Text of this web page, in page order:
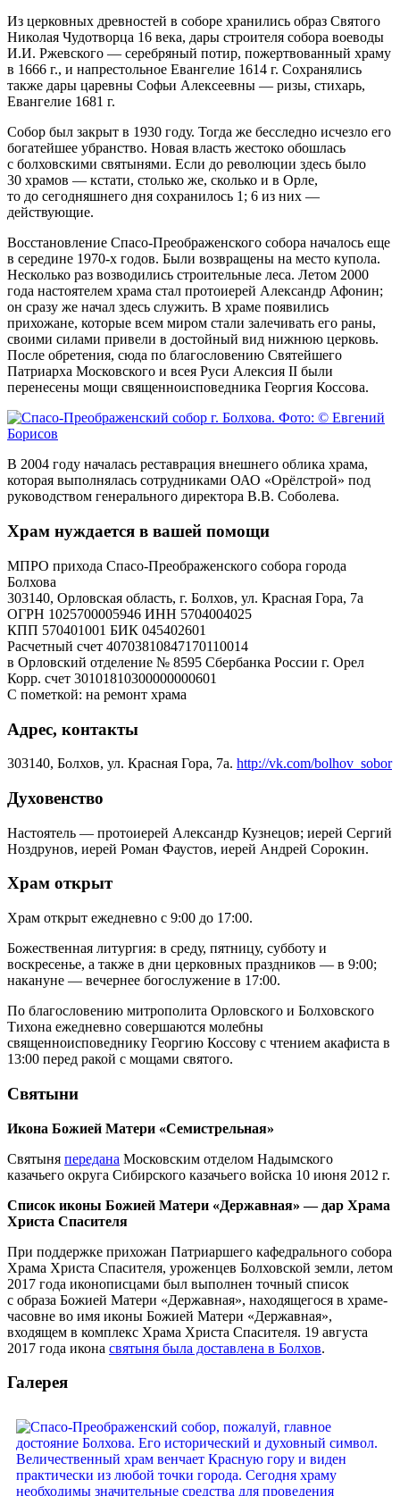
Из церковных древностей в соборе хранились образ Святого
Николая Чудотворца 16 века, дары строителя собора воеводы
И.И. Ржевского — серебряный потир, пожертвованный храму
в 1666 г., и напрестольное Евангелие 1614 г. Сохранялись
также дары царевны Софьи Алексеевны — ризы, стихарь,
Евангелие 1681 г.
Собор был закрыт в 1930 году. Тогда же бесследно исчезло его
богатейшее убранство. Новая власть жестоко обошлась
с болховскими святынями. Если до революции здесь было
30 храмов — кстати, столько же, сколько и в Орле,
то до сегодняшнего дня сохранилось 1; 6 из них —
действующие.
Восстановление Спасо-Преображенского собора началось еще
в середине 1970-х годов. Были возвращены на место купола.
Несколько раз возводились строительные леса. Летом 2000
года настоятелем храма стал протоиерей Александр Афонин;
он сразу же начал здесь служить. В храме появились
прихожане, которые всем миром стали залечивать его раны,
своими силами привели в достойный вид нижнюю церковь.
После обретения, сюда по благословению Святейшего
Патриарха Московского и всея Руси Алексия II были
перенесены мощи священноисповедника Георгия Коссова.
В 2004 году началась реставрация внешнего облика храма,
которая выполнялась сотрудниками ОАО «Орёлстрой» под
руководством генерального директора В.В. Соболева.
Храм нуждается в вашей помощи
МПРО прихода Спасо-Преображенского собора города
Болхова
303140, Орловская область, г. Болхов, ул. Красная Гора, 7а
ОГРН 1025700005946 ИНН 5704004025
КПП 570401001 БИК 045402601
Расчетный счет 40703810847170110014
в Орловский отделение № 8595 Сбербанка России г. Орел
Корр. счет 30101810300000000601
С пометкой: на ремонт храма
Адрес, контакты
303140, Болхов, ул. Красная Гора, 7а. http://vk.com/bolhov_sobor
Духовенство
Настоятель — протоиерей Александр Кузнецов; иерей Сергий
Ноздрунов, иерей Роман Фаустов, иерей Андрей Сорокин.
Храм открыт
Храм открыт ежедневно с 9:00 до 17:00.
Божественная литургия: в среду, пятницу, субботу и
воскресенье, а также в дни церковных праздников — в 9:00;
накануне — вечернее богослужение в 17:00.
По благословению митрополита Орловского и Болховского
Тихона ежедневно совершаются молебны
священноисповеднику Георгию Коссову с чтением акафиста в
13:00 перед ракой с мощами святого.
Святыни
Икона Божией Матери «Семистрельная»
Святыня передана Московским отделом Надымского
казачьего округа Сибирского казачьего войска 10 июня 2012 г.
Список иконы Божией Матери «Державная» — дар Храма
Христа Спасителя
При поддержке прихожан Патриаршего кафедрального собора
Храма Христа Спасителя, уроженцев Болховской земли, летом
2017 года иконописцами был выполнен точный список
с образа Божией Матери «Державная», находящегося в храме-
часовне во имя иконы Божией Матери «Державная»,
входящем в комплекс Храма Христа Спасителя. 19 августа
2017 года икона святыня была доставлена в Болхов.
Галерея